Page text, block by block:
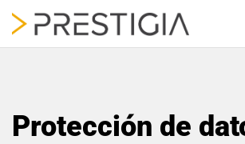
Protección de